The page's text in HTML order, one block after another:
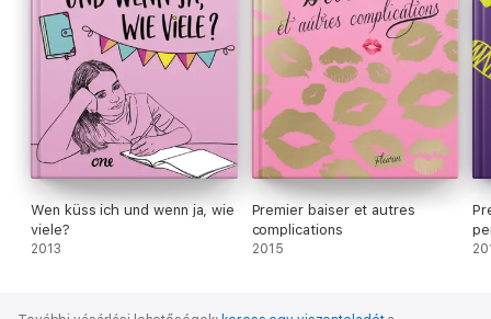
Wen küss ich und wenn ja, wie
viele?
2013
Premier baiser et autres
complications
2015